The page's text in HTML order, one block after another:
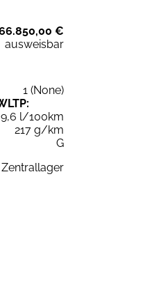
€
ausweisbar
1 (None)
9,6 l/100km
217 g/km
G
Zentrallager